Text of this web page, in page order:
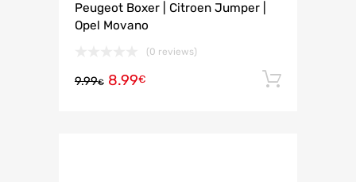
Peugeot Boxer | Citroen Jumper |
Opel Movano
(0 reviews)
9.99€ 8.99€